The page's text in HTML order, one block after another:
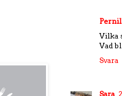
Vilka
Vad
Svara
Sara